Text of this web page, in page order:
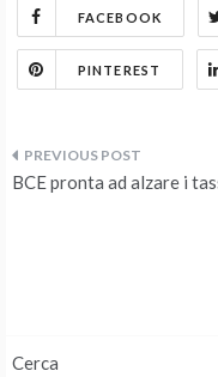
FACEBOOK
PINTEREST
Navigazione
BCE pronta ad alzare i
Cerca